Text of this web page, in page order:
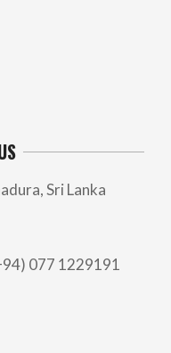
Sri Lanka
077 1229191